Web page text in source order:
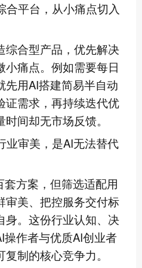
合平台，从小痛点切入
综合型产品，优先解决
小痛点。例如需要每日
先用AI搭建简易半自动
证需求，再持续迭代优
间却无市场反馈。
业审美，是AI无法替代
方案，但筛选适配用
审美、把控服务交付标
身。这份行业认知、决
作者与优质AI创业者
制的核心竞争力。